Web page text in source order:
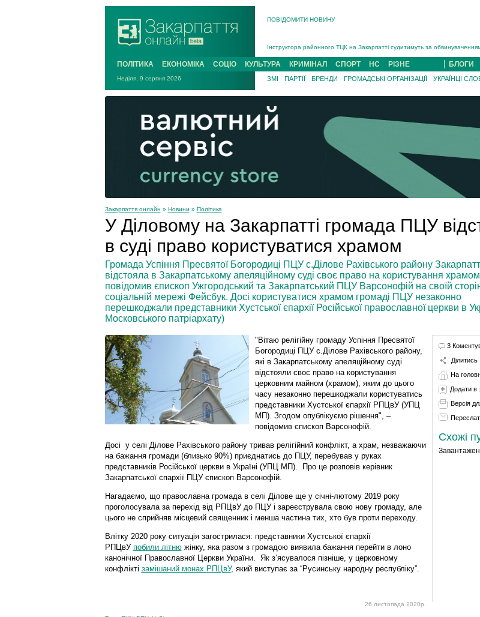
ПОВІДОМИТИ НОВИНУ
Інструктора районного ТЦК на Закарпатті судитимуть за обвинуваченням
В Ужгороді попрощаються із полеглим на війні з росією захисником
В Ужгороді 5 серпня попрощаються із захисником Богданом Югасом,
Підтвердили загибель захисника із Нанкова на Хустщині Юліана
На війні з рф поліг військовий з Виноградова Ігнат Роздяловський
На війні загинув 26-річний військовий із Чинадійова на Мукачівщині �...
ПОЛІТИКА ЕКОНОМІКА СОЦІО КУЛЬТУРА КРИМІНАЛ СПОРТ НС РІЗНЕ БЛОГИ
Неділя, 9 серпня 2026 ЗМІ ПАРТІЇ БРЕНДИ ГРОМАДСЬКІ ОРГАНІЗАЦІЇ УКРАЇНЦІ
Закарпаття онлайн » Новини » Політика
У Діловому на Закарпатті громада ПЦУ
в суді право користуватися храмом
Громада Успіння Пресвятої Богородиці ПЦУ с.Ділове Рахівського району
відстояла в Закарпатському апеляційному суді своє право на користування
повідомив єпископ Ужгородський та Закарпатський ПЦУ Варсонофій на своїй
соціальній мережі Фейсбук. Досі користуватися храмом громаді ПЦУ незаконно
перешкоджали представники Хустської єпархії Російської православної церкви в
Московського патріархату)
"Вітаю релігійну громаду Успіння Пресвятої
Богородиці ПЦУ с.Ділове Рахівського району,
які в Закарпатському апеляційному суді
відстояли своє право на користування
церковним майном (храмом), яким до цього
часу незаконно перешкоджали користуватись
представники Хустської єпархії РПЦвУ (УПЦ
МП). Згодом опублікуємо рішення", –
повідомив єпископ Варсонофій.
Досі у селі Ділове Рахівського району тривав релігійний конфлікт, а храм, незважаючи
на бажання громади (близько 90%) приєднатись до ПЦУ, перебував у руках
представників Російської церкви в Україні (УПЦ МП). Про це розповів керівник
Закарпатської єпархії ПЦУ єпископ Варсонофій.
Нагадаємо, що православна громада в селі Ділове ще у січні-лютому 2019 року
проголосувала за перехід від РПЦвУ до ПЦУ і зареєструвала свою нову громаду, але
цього не сприйняв місцевий священник і менша частина тих, хто був проти переходу.
Влітку 2020 року ситуація загострилася: представники Хустської єпархії
РПЦвУ побили літнюжінку, яка разом з громадою виявила бажання перейти в лоно
канонічної Православної Церкви України. Як з’ясувалося пізніше, у церковному
конфлікті замішаний монах РПЦвУ, який виступає за “Русинську народну республіку”.
26 листопада 2020р.
3
Ділитись
На
Додати в
Версія
Схожі